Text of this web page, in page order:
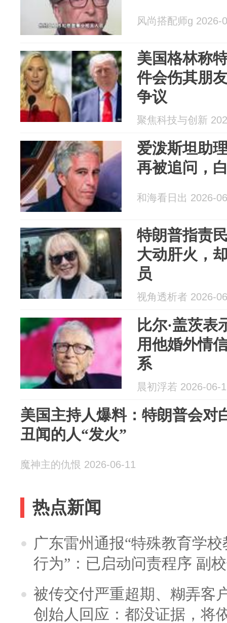
风尚搭配师g 2026-
美国格林称
件会伤其朋
争议
聚焦科技与创新
爱泼斯坦助
再被追问，
和海看日出 2026-
特朗普指责
大动肝火，
员
视角透析者 2026-
比尔·盖茨表
用他婚外情
系
晨初浮若 2026-06-
美国主持人爆料：特朗普会对
丑闻的人“发火”
魔神主的仇恨 2026-06-11
热点新闻
广东雷州通报“特殊教育学
行为”：已启动问责程序 副
被传交付严重超期、糊弄客
创始人回应：都没证据，将